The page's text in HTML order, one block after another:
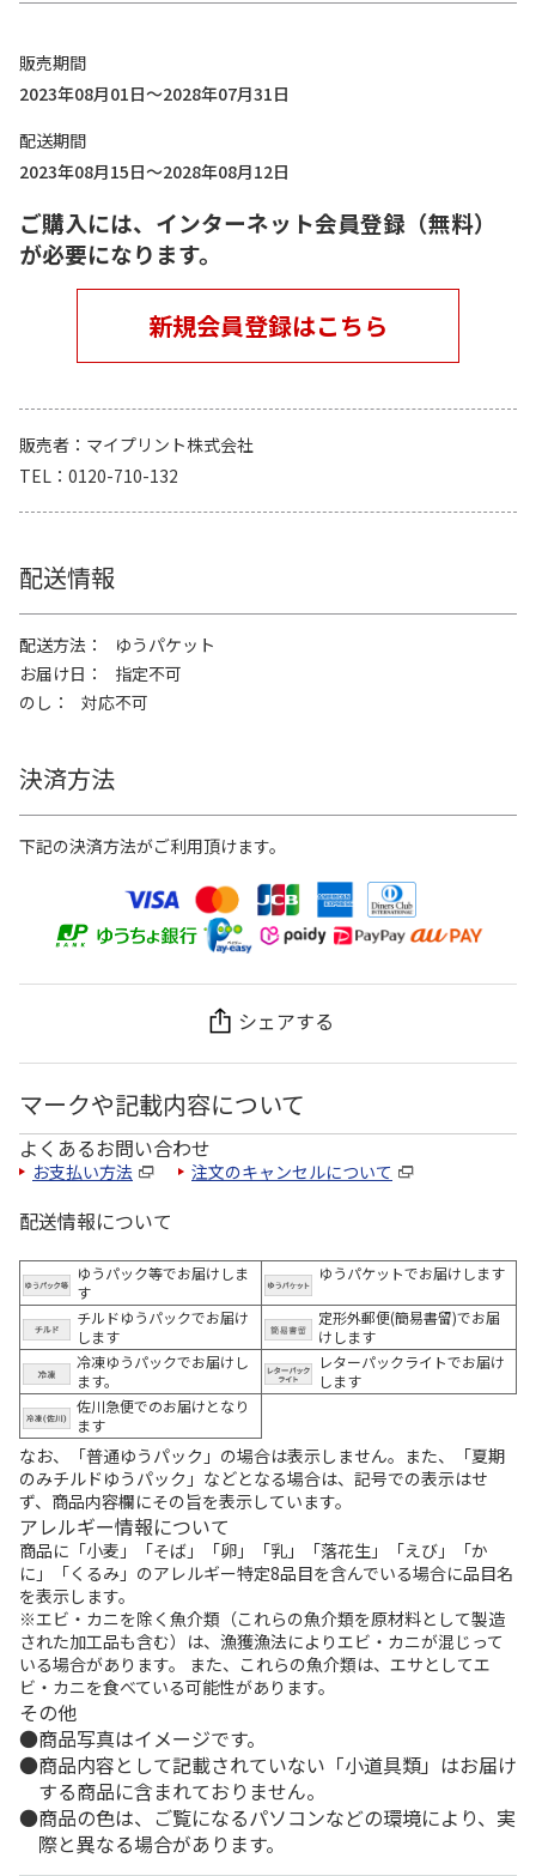
販売期間
2023年08月01日～2028年07月31日
配送期間
2023年08月15日～2028年08月12日
ご購入には、インターネット会員登録（無料）
が必要になります。
新規会員登録はこちら
販売者
マイプリント株式会社
TEL
0120-710-132
配送情報
配送方法
ゆうパケット
お届け日
指定不可
のし
対応不可
決済方法
下記の決済方法がご利用頂けます。
シェアする
マークや記載内容について
よくあるお問い合わせ
お支払い方法 注文のキャンセルについて
配送情報について
ゆうパック等でお届けしま
す
ゆうパケットでお届けします
チルドゆうパックでお届け
します
定形外郵便(簡易書留)でお届
けします
冷凍ゆうパックでお届けし
ます。
レターパックライトでお届け
します
佐川急便でのお届けとなり
ます
なお、「普通ゆうパック」の場合は表示しません。また、「夏期
のみチルドゆうパック」などとなる場合は、記号での表示はせ
ず、商品内容欄にその旨を表示しています。
アレルギー情報について
商品に「小麦」「そば」「卵」「乳」「落花生」「えび」「か
に」「くるみ」のアレルギー特定8品目を含んでいる場合に品目名
を表示します。
※エビ・カニを除く魚介類（これらの魚介類を原材料として製造
された加工品も含む）は、漁獲漁法によりエビ・カニが混じって
いる場合があります。 また、これらの魚介類は、エサとしてエ
ビ・カニを食べている可能性があります。
その他
商品写真はイメージです。
商品内容として記載されていない「小道具類」はお届け
する商品に含まれておりません。
商品の色は、ご覧になるパソコンなどの環境により、実
際と異なる場合があります。